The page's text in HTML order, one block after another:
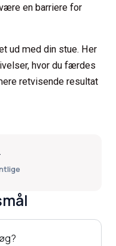
en barriere for
ud med din stue. Her
hvor du færdes
retvisende resultat